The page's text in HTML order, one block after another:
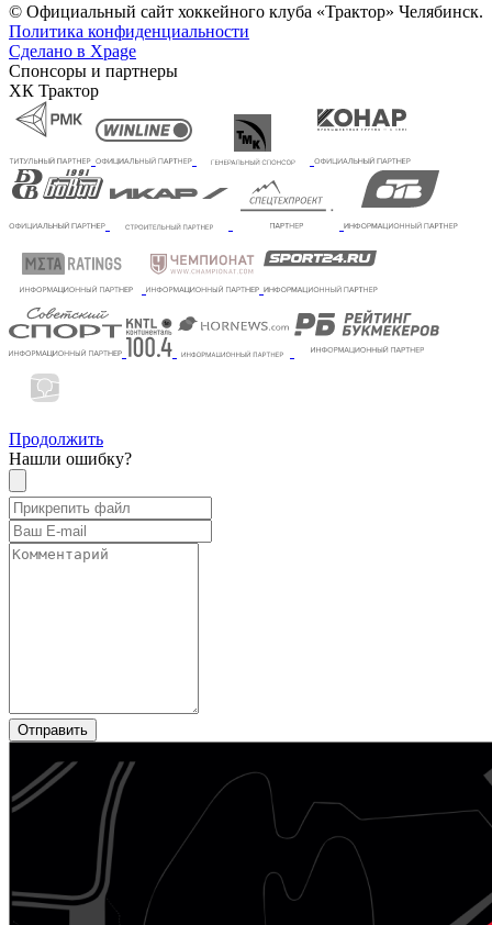
© Официальный сайт хоккейного клуба «Трактор» Челябинск.
Политика конфиденциальности
Сделано в Xpage
Спонсоры и партнеры
ХК Трактор
Продолжить
Нашли ошибку?